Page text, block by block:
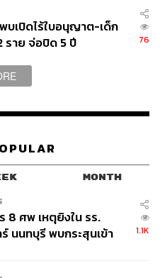
บเปิดไร้ใบอนุญาต-เด็ก
ราย จ่อปิด 5 ปี
76
MONTH
8 ศพ เหตุยิงใน รร.
นนทบุรี พบกระสุนเข้า
1.1K